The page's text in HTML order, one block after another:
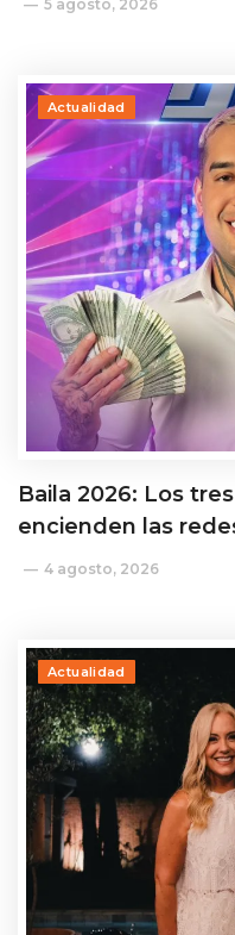
5 agosto, 2026
Actualidad
Baila 2026: Los
encienden las
4 agosto, 2026
Actualidad